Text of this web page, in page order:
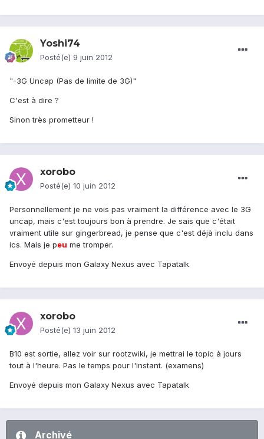
Yoshi74
Posté(e) 9 juin 2012
"-3G Uncap (Pas de limite de 3G)"
C'est à dire ?
Sinon très prometteur !
xorobo
Posté(e) 10 juin 2012
Personnellement je ne vois pas vraiment la différence avec le 3G
uncap, mais c'est toujours bon à prendre. Je sais que c'était
vraiment utile sur gingerbread, je pense que c'est déjà inclu dans
ics. Mais je peu me tromper.
Envoyé depuis mon Galaxy Nexus avec Tapatalk
xorobo
Posté(e) 13 juin 2012
B10 est sortie, allez voir sur rootzwiki, je mettrai le topic à jours
tout à l'heure. Pas le temps pour l'instant. (examens)
Envoyé depuis mon Galaxy Nexus avec Tapatalk
Archivé